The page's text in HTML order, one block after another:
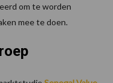
om te worden
mee te doen.